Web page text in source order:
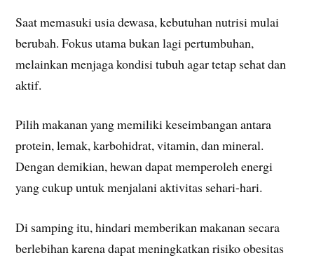
Saat memasuki usia dewasa, kebutuhan nutrisi mulai
berubah. Fokus utama bukan lagi pertumbuhan,
melainkan menjaga kondisi tubuh agar tetap sehat dan
aktif.
Pilih makanan yang memiliki keseimbangan antara
protein, lemak, karbohidrat, vitamin, dan mineral.
Dengan demikian, hewan dapat memperoleh energi
yang cukup untuk menjalani aktivitas sehari-hari.
Di samping itu, hindari memberikan makanan secara
berlebihan karena dapat meningkatkan risiko obesitas